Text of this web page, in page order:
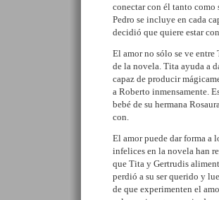
conectar con él tanto como
Pedro se incluye en cada
decidió que quiere estar
El amor no sólo se ve entre
de la novela. Tita ayuda a
capaz de producir
a Roberto inmensamente.
bebé de su hermana
con.
El amor puede dar forma a
infelices en la novela han
que Tita y Gertrudis
perdió a su ser querido y
de que experimenten el